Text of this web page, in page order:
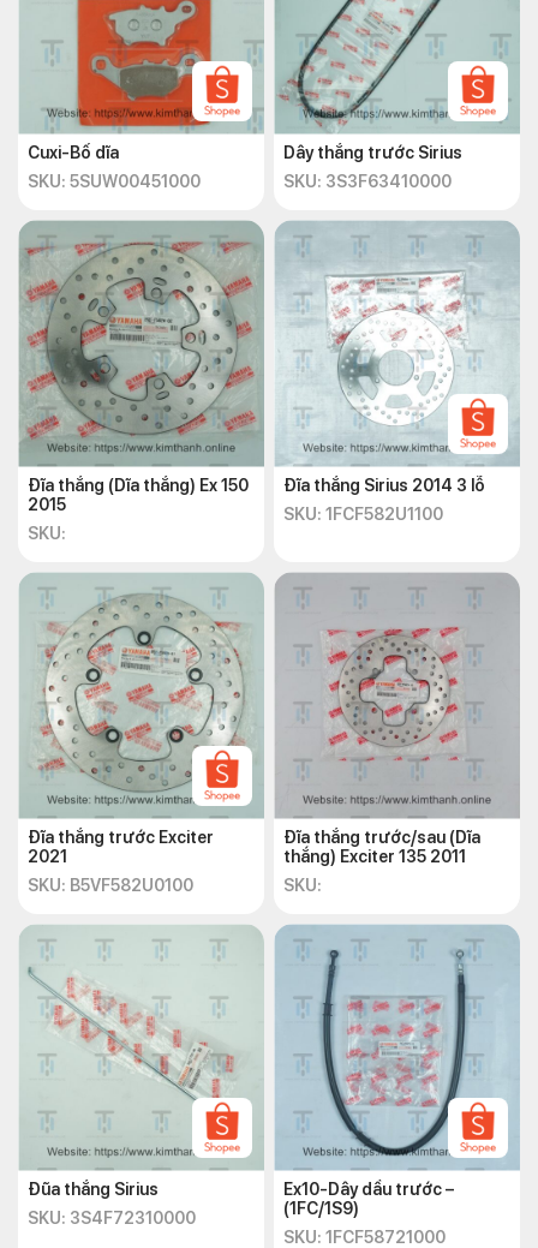
Cuxi-Bố dĩa
SKU: 5SUW00451000
Dây thắng trước Sirius
SKU: 3S3F63410000
Đĩa thắng (Dĩa thắng) Ex 150
2015
SKU:
Đĩa thắng Sirius 2014 3 lỗ
SKU: 1FCF582U1100
Đĩa thắng trước Exciter
2021
SKU: B5VF582U0100
Đĩa thắng trước/sau (Dĩa
thắng) Exciter 135 2011
SKU:
Đũa thắng Sirius
SKU: 3S4F72310000
Ex10-Dây dầu trước –
(1FC/1S9)
SKU: 1FCF58721000